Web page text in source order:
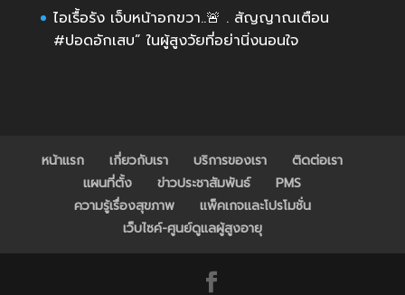
ไอเรื้อรัง เจ็บหน้าอกขวา..🚨 . สัญญาณเตือน
#ปอดอักเสบ” ในผู้สูงวัยที่อย่านิ่งนอนใจ
หน้าแรก เกี่ยวกับเรา บริการของเรา
ติดต่อเรา
แผนที่ตั้ง
ข่าวประชาสัมพันธ์
PMS
ความรู้เรื่องสุขภาพ
แพ็คเกจและโปรโมชั่น
เว็บไซค์-ศูนย์ดูแลผู้สูงอายุ